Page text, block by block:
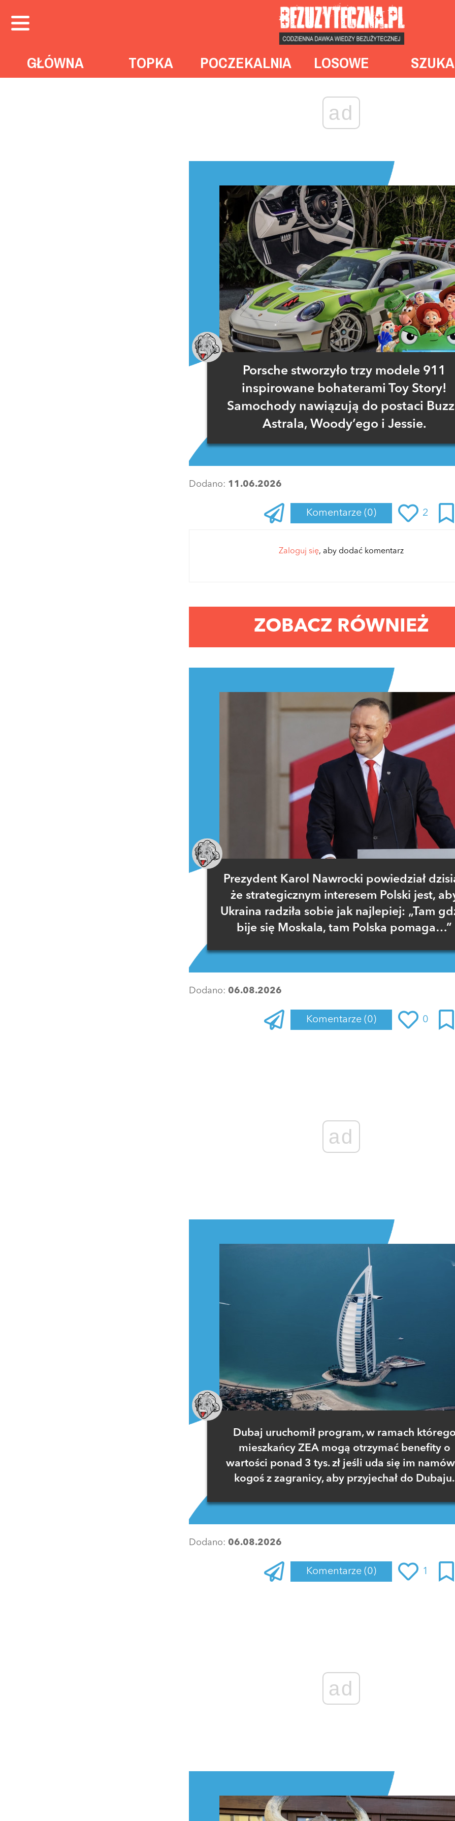
GŁÓWNA TOPKA POCZEKALNIA LOSOWE
ad
Porsche stworzyło trzy modele 911
inspirowane bohaterami Toy Story!
Samochody nawiązują do postaci
Astrala, Woody’ego i Jessie.
Dodano: 11.06.2026
Komentarze (0) 2
Zaloguj się, aby dodać komentarz
ZOBACZ RÓWNIEŻ
Prezydent Karol Nawrocki powiedział
że strategicznym interesem Polski jest,
Ukraina radziła sobie jak najlepiej: „Tam
bije się Moskala, tam Polska pomaga…”
Dodano: 06.08.2026
Komentarze (0) 0
ad
Dubaj uruchomił program, w ramach
mieszkańcy ZEA mogą otrzymać benefity o
wartości ponad 3 tys. zł jeśli uda się im
kogoś z zagranicy, aby przyjechał do Dubaju.
Dodano: 06.08.2026
Komentarze (0) 1
ad